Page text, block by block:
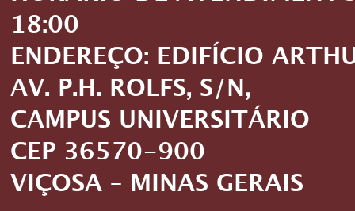
18:00
ENDEREÇO: EDIFÍCIO
AV. P.H. ROLFS, S/N,
CAMPUS UNIVERSITÁRIO
CEP 36570-900
VIÇOSA – MINAS GERAIS